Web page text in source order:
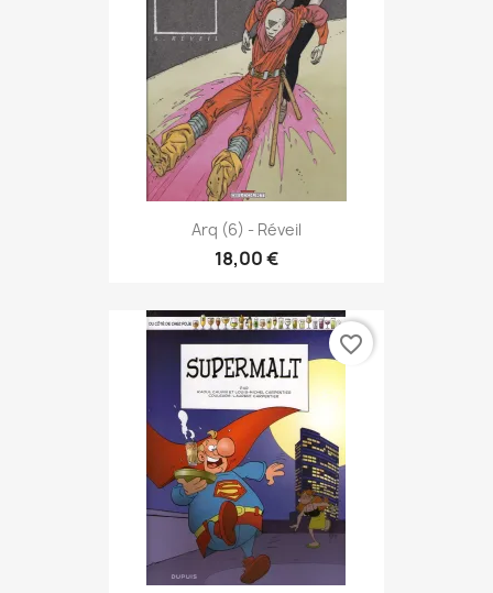
Arq (6) - Réveil
18,00 €
favorite_border